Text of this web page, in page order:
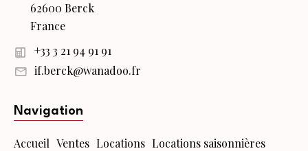
62600 Berck
France
+33 3 21 94 91 91
if.berck@wanadoo.fr
Navigation
Accueil Ventes Locations Locations saisonnières